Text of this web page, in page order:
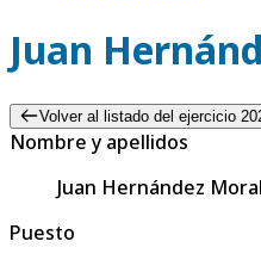
Juan
Volver al listado del ejercicio
Nombre y apellidos
Juan Hernández
Puesto